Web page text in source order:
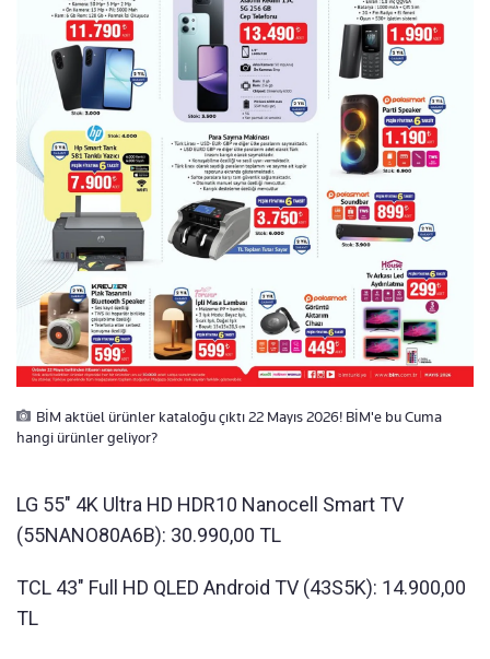
BİM aktüel ürünler kataloğu çıktı 22 Mayıs 2026! BİM'e bu Cuma
hangi ürünler geliyor?
LG 55" 4K Ultra HD HDR10 Nanocell Smart TV
(55NANO80A6B): 30.990,00 TL
TCL 43" Full HD QLED Android TV (43S5K): 14.900,00
TL